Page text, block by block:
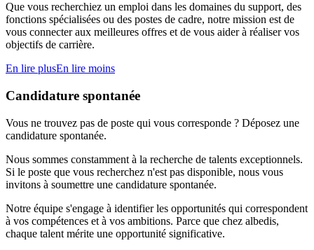
Que vous recherchiez un emploi dans les domaines du support, des
fonctions spécialisées ou des postes de cadre, notre mission est de
vous connecter aux meilleures offres et de vous aider à réaliser vos
objectifs de carrière.
En lire plusEn lire moins
Candidature spontanée
Vous ne trouvez pas de poste qui vous corresponde ? Déposez une
candidature spontanée.
Nous sommes constamment à la recherche de talents exceptionnels.
Si le poste que vous recherchez n'est pas disponible, nous vous
invitons à soumettre une candidature spontanée.
Notre équipe s'engage à identifier les opportunités qui correspondent
à vos compétences et à vos ambitions. Parce que chez albedis,
chaque talent mérite une opportunité significative.